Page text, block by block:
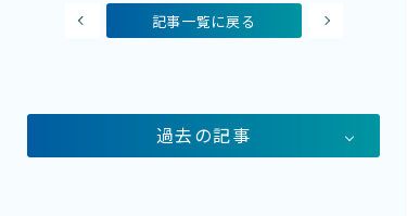
記事一覧に戻る
過去の記事